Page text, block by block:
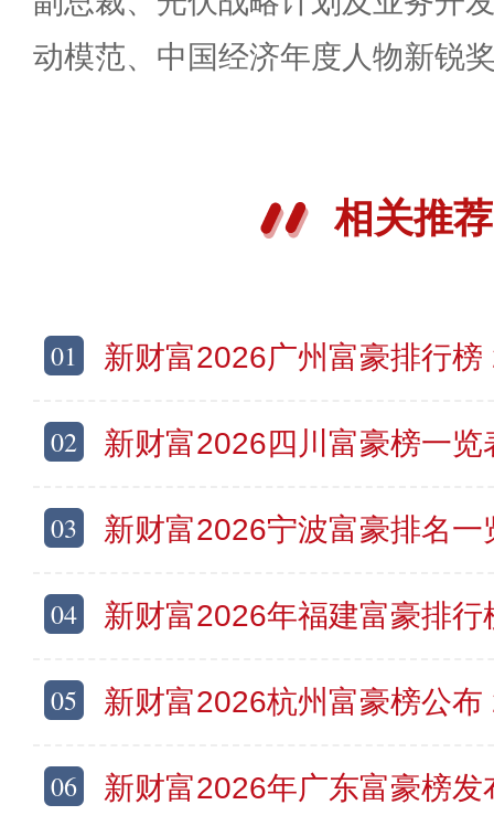
动模范、中国经济年度人物新锐
相关推荐
01 新财富2026广州富豪排行榜 2026
02 新财富2026四川富豪榜一览表
03 新财富2026宁波富豪排名一览
04 新财富2026年福建富豪排行榜发布
05 新财富2026杭州富豪榜公布 2026
06 新财富2026年广东富豪榜发布 2026